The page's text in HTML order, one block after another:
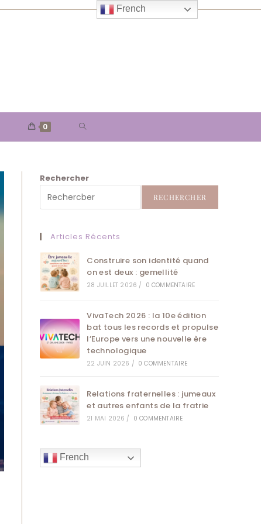
0 TOGGLE
SEARCH
Rechercher
RECHERCHER
Articles Récents
Construire son identité quand
on est deux : gemellité
28 JUILLET 2026 / 0 COMMENTAIRE
VivaTech 2026 : la 10e édition
bat tous les records et propulse
l’Europe vers une nouvelle ère
technologique
22 JUIN 2026 / 0 COMMENTAIRE
Relations fraternelles : jumeaux
et autres enfants de la fratrie
21 MAI 2026 / 0 COMMENTAIRE
French
French